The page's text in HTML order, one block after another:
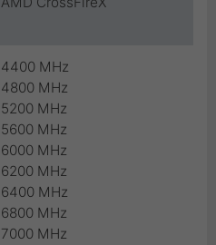
4400 MHz
4800 MHz
5200 MHz
5600 MHz
6000 MHz
6200 MHz
6400 MHz
6800 MHz
7000 MHz